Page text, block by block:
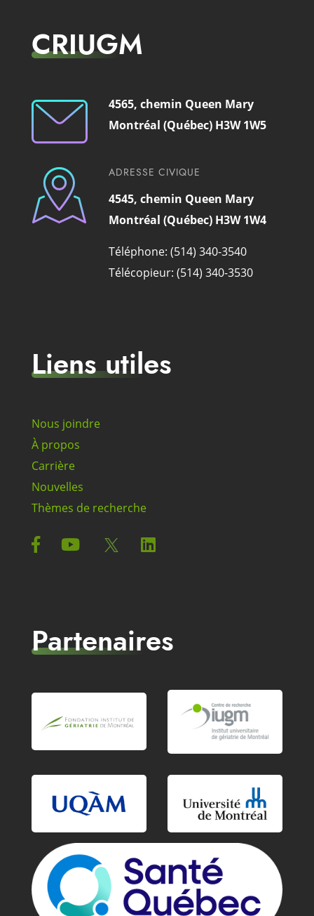
CRIUGM
4565, chemin Queen Mary
Montréal (Québec) H3W 1W5
ADRESSE CIVIQUE
4545, chemin Queen Mary
Montréal (Québec) H3W 1W4
Téléphone: (514) 340-3540
Télécopieur: (514) 340-3530
Liens utiles
Nous joindre
À propos
Carrière
Nouvelles
Thèmes de recherche
Partenaires